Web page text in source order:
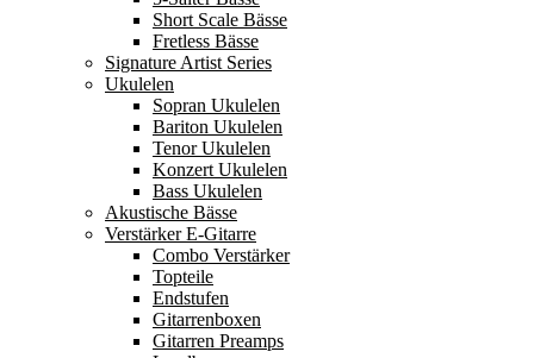
Short Scale Bässe
Fretless Bässe
Signature Artist Series
Ukulelen
Sopran Ukulelen
Bariton Ukulelen
Tenor Ukulelen
Konzert Ukulelen
Bass Ukulelen
Akustische Bässe
Verstärker E-Gitarre
Combo Verstärker
Topteile
Endstufen
Gitarrenboxen
Gitarren Preamps